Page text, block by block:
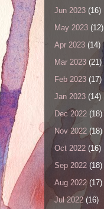
Jun 2023 (16)
May 2023 (12)
Apr 2023 (14)
Mar 2023 (21)
Feb 2023 (17)
Jan 2023 (14)
Dec 2022 (18)
Nov 2022 (18)
Oct 2022 (16)
Sep 2022 (18)
Aug 2022 (17)
Jul 2022 (16)